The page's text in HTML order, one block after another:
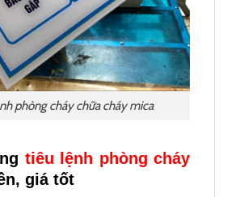
phòng cháy chữa cháy mica
tiêu lệnh phòng cháy
giá tốt